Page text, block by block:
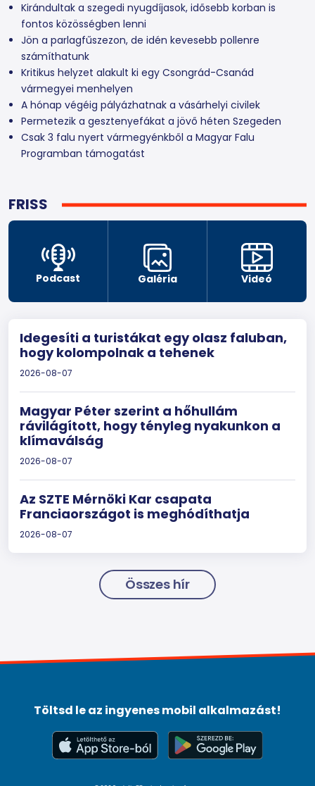
FRISS
Podcast Galéria Videó
Idegesíti a turistákat egy olasz faluban,
hogy kolompolnak a tehenek
2026-08-07
Magyar Péter szerint a hőhullám
rávilágított, hogy tényleg nyakunkon a
klímaválság
2026-08-07
Az SZTE Mérnöki Kar csapata
Franciaországot is meghódíthatja
2026-08-07
Összes hír
Kirándultak a szegedi nyugdíjasok, idősebb korban is
fontos közösségben lenni
Jön a parlagfűszezon, de idén kevesebb pollenre
számíthatunk
Kritikus helyzet alakult ki egy Csongrád-Csanád
vármegyei menhelyen
A hónap végéig pályázhatnak a vásárhelyi civilek
Permetezik a gesztenyefákat a jövő héten Szegeden
Csak 3 falu nyert vármegyénkből a Magyar Falu
Programban támogatást
Töltsd le az ingyenes mobil alkalmazást!